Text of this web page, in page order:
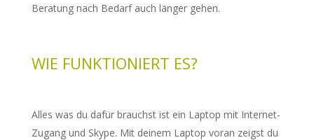
Beratung nach Bedarf auch länger gehen.
WIE FUNKTIONIERT ES?
Alles was du dafür brauchst ist ein Laptop mit Internet-
Zugang und Skype. Mit deinem Laptop voran zeigst du